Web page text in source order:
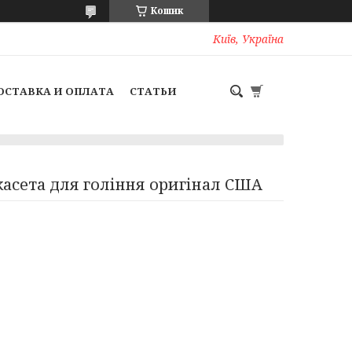
Кошик
Київ, Україна
И ОПЛАТА СТАТЬИ
для гоління оригінал США